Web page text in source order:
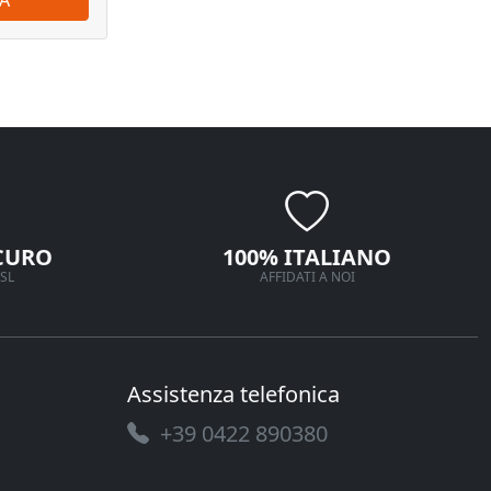
100% ITALIANO
AFFIDATI A NOI
Assistenza telefonica
+39 0422 890380